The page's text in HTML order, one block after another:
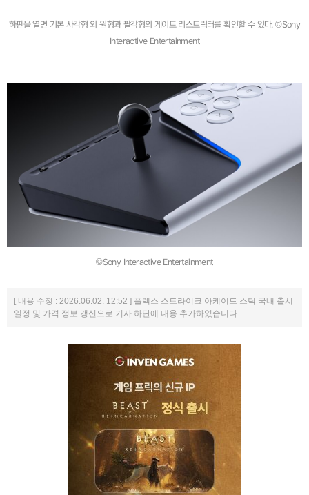
하판을 열면 기본 사각형 외 원형과 팔각형의 게이트 리스트릭터를 확인할 수 있다. ©Sony
Interactive Entertainment
©Sony Interactive Entertainment
[ 내용 수정 : 2026.06.02. 12:52 ] 플렉스 스트라이크 아케이드 스틱 국내 출시
일정 및 가격 정보 갱신으로 기사 하단에 내용 추가하였습니다.